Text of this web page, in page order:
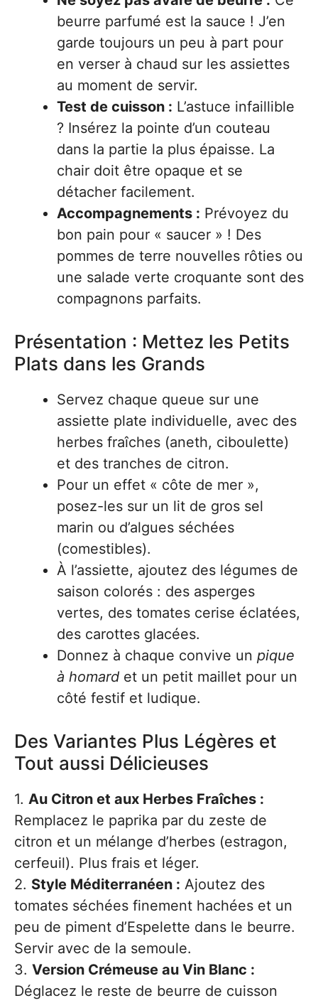
beurre parfumé est la sauce ! J’en
garde toujours un peu à part pour
en verser à chaud sur les assiettes
au moment de servir.
Test de cuisson : L’astuce infaillible
? Insérez la pointe d’un couteau
dans la partie la plus épaisse. La
chair doit être opaque et se
détacher facilement.
Accompagnements : Prévoyez du
bon pain pour « saucer » ! Des
pommes de terre nouvelles rôties ou
une salade verte croquante sont des
compagnons parfaits.
Présentation : Mettez les Petits
Plats dans les Grands
Servez chaque queue sur une
assiette plate individuelle, avec des
herbes fraîches (aneth, ciboulette)
et des tranches de citron.
Pour un effet « côte de mer »,
posez-les sur un lit de gros sel
marin ou d’algues séchées
(comestibles).
À l’assiette, ajoutez des légumes de
saison colorés : des asperges
vertes, des tomates cerise éclatées,
des carottes glacées.
Donnez à chaque convive un pique
à homard et un petit maillet pour un
côté festif et ludique.
Des Variantes Plus Légères et
Tout aussi Délicieuses
1. Au Citron et aux Herbes Fraîches :
Remplacez le paprika par du zeste de
citron et un mélange d’herbes (estragon,
cerfeuil). Plus frais et léger.
2. Style Méditerranéen : Ajoutez des
tomates séchées finement hachées et un
peu de piment d’Espelette dans le beurre.
Servir avec de la semoule.
3. Version Crémeuse au Vin Blanc :
Déglacez le reste de beurre de cuisson